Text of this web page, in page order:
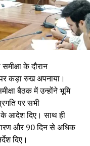
के दौरान
पर कड़ा रुख अपनाया।
बैठक में उन्होंने भूमि
पर सभी
के आदेश दिए। साथ ही
और 90 दिन से अधिक
दिए।